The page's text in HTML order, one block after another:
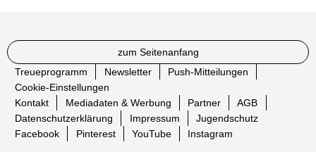
zum Seitenanfang
Treueprogramm
Newsletter
Push-Mitteilungen
Cookie-Einstellungen
Kontakt
Mediadaten & Werbung Partner
AGB
Datenschutzerklärung
Impressum
Jugendschutz
Facebook
Pinterest YouTube Instagram